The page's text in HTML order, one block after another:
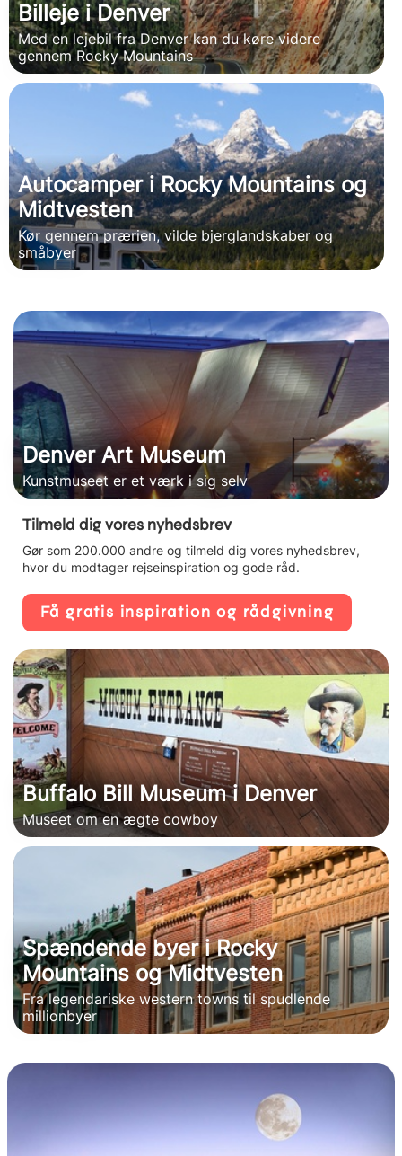
Billeje i Denver
Med en lejebil fra Denver kan du køre videre
gennem Rocky Mountains
Autocamper i Rocky Mountains og
Midtvesten
Kør gennem prærien, vilde bjerglandskaber og
småbyer
Denver Art Museum
Kunstmuseet er et værk i sig selv
Tilmeld dig vores nyhedsbrev
Gør som 200.000 andre og tilmeld dig vores nyhedsbrev,
hvor du modtager rejseinspiration og gode råd.
Få gratis inspiration og rådgivning
Buffalo Bill Museum i Denver
Museet om en ægte cowboy
Spændende byer i Rocky
Mountains og Midtvesten
Fra legendariske western towns til spudlende
millionbyer